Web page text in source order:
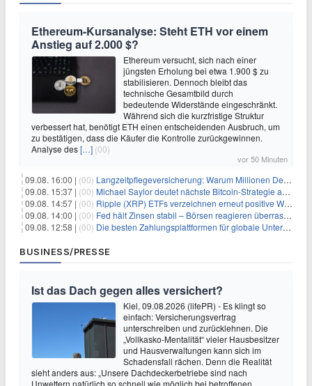
Ethereum-Kursanalyse: Steht ETH vor einem
Anstieg auf 2.000 $?
Ethereum versucht, sich nach einer
jüngsten Erholung bei etwa 1.900 $ zu
stabilisieren. Dennoch bleibt das
technische Gesamtbild durch
bedeutende Widerstände eingeschränkt.
Während sich die kurzfristige Struktur
verbessert hat, benötigt ETH einen entscheidenden Ausbruch, um
zu bestätigen, dass die Käufer die Kontrolle zurückgewinnen.
Analyse des[…] (00)
vor 50 Minuten
09.08. 16:00 | (00) Langzeitpflegeversicherung: Warum Millionen Deutsche sie übersehen – und das teuer wird
09.08. 15:37 | (00) Michael Saylor deutet nächste Bitcoin-Strategie an: Analysten erwarten weiteren Verkauf
09.08. 14:57 | (00) Ripple (XRP) ETFs verzeichnen erneut positive Woche, doch neue Bedenken tauchen auf
09.08. 14:00 | (00) Fed hält Zinsen stabil – Börsen reagieren überraschend volatil
09.08. 12:58 | (00) Die besten Zahlungsplattformen für globale Unternehmen im Jahr 2026
BUSINESS/PRESSE
Ist das Dach gegen alles versichert?
Kiel, 09.08.2026 (lifePR) - Es klingt so
einfach: Versicherungsvertrag
unterschreiben und zurücklehnen. Die
„Vollkasko-Mentalität“ vieler Hausbesitzer
und Hausverwaltungen kann sich im
Schadensfall rächen. Denn die Realität
sieht anders aus: „Unsere Dachdeckerbetriebe sind nach